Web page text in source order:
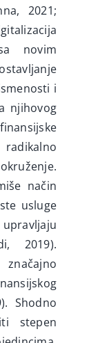
2021;
novim
i
njihovog
radikalno
način
usluge
2019).
Shodno
stepen